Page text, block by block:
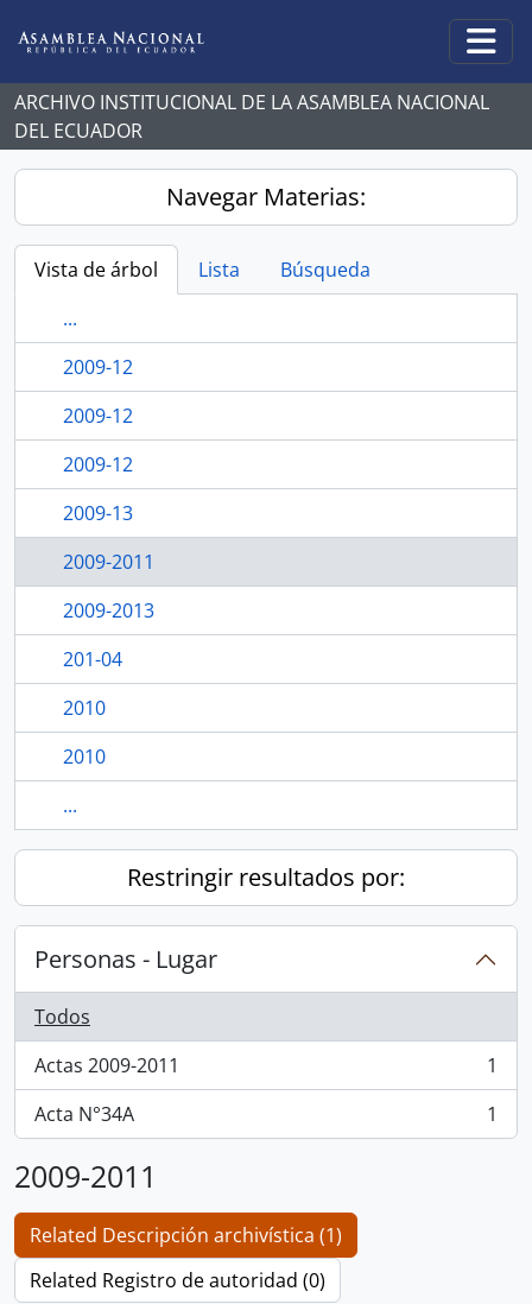
ARCHIVO INSTITUCIONAL DE LA ASAMBLEA NACIONAL
DEL ECUADOR
Navegar Materias:
Vista de árbol Lista
Búsqueda
...
2009-12
2009-12
2009-12
2009-13
2009-2011
2009-2013
201-04
2010
2010
...
Restringir resultados por:
Personas - Lugar
Todos
Actas 2009-2011
, 1 resultados
1
Acta N°34A
, 1 resultados 1
2009-2011
Related Descripción archivística (1)
Related Registro de autoridad (0)